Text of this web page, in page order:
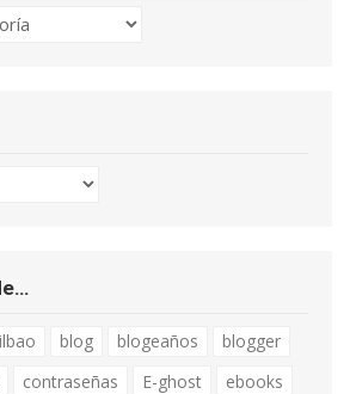
blog blogeaños
blogger
contraseñas E-ghost
ebooks